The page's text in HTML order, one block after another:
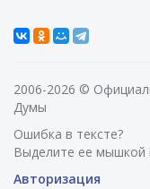
2006-2026 ©
Думы
Ошибка в тексте?
Выделите ее мышкой
Авторизация